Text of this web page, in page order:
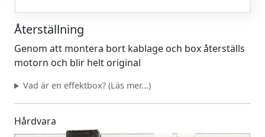
Återställning
Genom att montera bort kablage och box återställs
motorn och blir helt original
Vad är en effektbox? (Läs mer...)
Hårdvara